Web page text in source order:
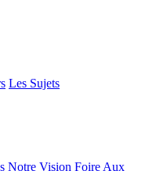
Les Sujets
Notre Vision Foire Aux